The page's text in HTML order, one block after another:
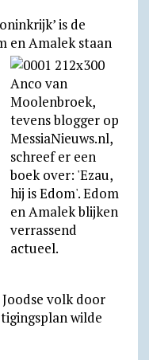
is de
en Amalek staan
volk door
wilde